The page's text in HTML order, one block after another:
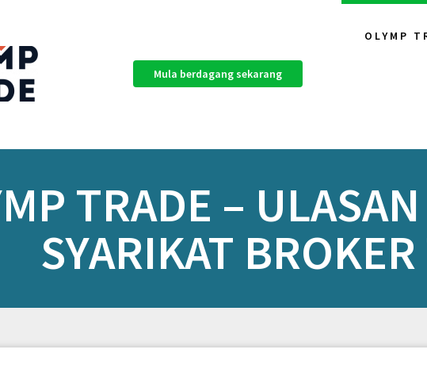
Mula berdagang sekarang
OLYMP
TRADE –
SYARIKAT